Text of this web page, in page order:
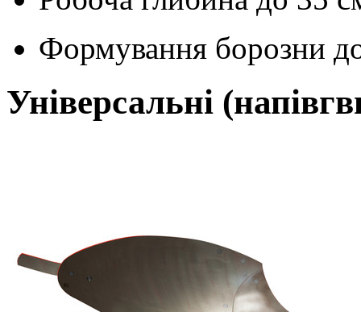
Формування борозни
Універсальні